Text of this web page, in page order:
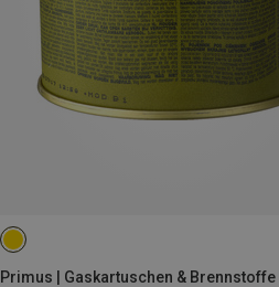
Primus | Gaskartuschen & Brennstoffe
190G